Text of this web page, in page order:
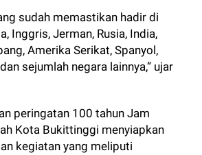
sudah memastikan hadir di
Inggris, Jerman, Rusia, India,
Amerika Serikat, Spanyol,
sejumlah negara lainnya,” ujar
peringatan 100 tahun Jam
Kota Bukittinggi menyiapkan
kegiatan yang meliputi